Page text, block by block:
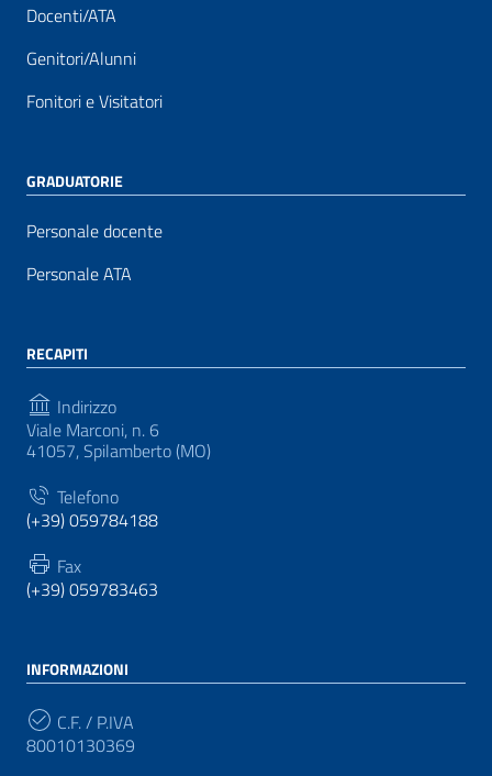
Docenti/ATA
Genitori/Alunni
Fonitori e Visitatori
GRADUATORIE
Personale docente
Personale ATA
RECAPITI
Indirizzo
Viale Marconi, n. 6
41057, Spilamberto (MO)
Telefono
(+39) 059784188
Fax
(+39) 059783463
INFORMAZIONI
C.F. / P.IVA
80010130369